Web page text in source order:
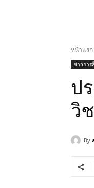
หน้าแรก
ข่าวการ
ป
วิ
By